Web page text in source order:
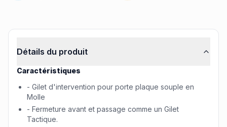
Détails du produit
Caractéristiques
- Gilet d'intervention pour porte plaque souple en
Molle
- Fermeture avant et passage comme un Gilet
Tactique.